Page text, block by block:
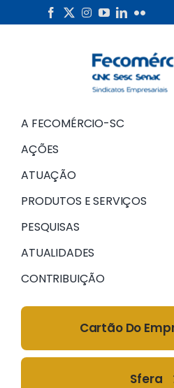
to
A FECOMÉRCIO-SC
AÇÕES
ATUAÇÃO
PRODUTOS E SERVIÇOS
PESQUISAS
ATUALIDADES
CONTRIBUIÇÃO
Cartão Do
Sfera